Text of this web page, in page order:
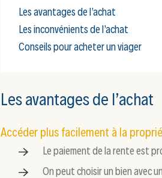
Les avantages de l’achat
Les inconvénients de l’achat
Conseils pour acheter un viager
Les avantages de l’achat
Accéder plus facilement à la
Le paiement de la rente est
On peut choisir un bien avec